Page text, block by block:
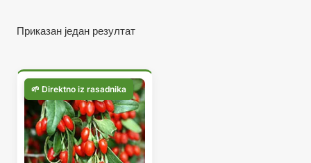
Приказан један резултат